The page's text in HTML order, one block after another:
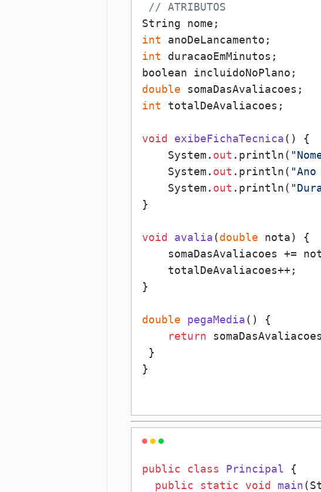
// ATRIBUTOS
int
int duracaoEmMinutos;
double
int totalDeAvaliacoes;
void exibeFichaTecnica()
{
    System.
out .println(
    System.
out .println(
    System.
out .println(
}
void avalia(double nota)
{
somaDasAvaliacoes +=
    totalDeAvaliacoes++;
}
double pegaMedia()
{
return
}
public class Principal {
public
static void main(